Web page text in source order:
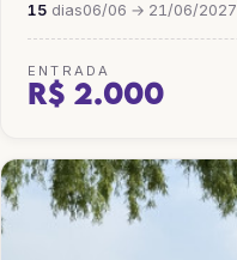
15 dias06/06 → 21/06/2027
ENTRADA
R$ 2.000